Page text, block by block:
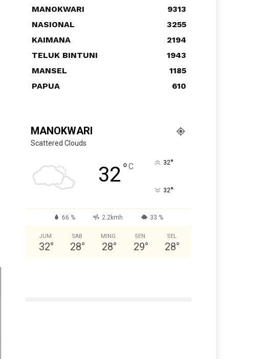
MANOKWARI
9313
NASIONAL
3255
KAIMANA
2194
TELUK BINTUNI
1943
MANSEL
1185
PAPUA
610
MANOKWARI
Scattered Clouds
32°C 32°
32°
66 % 2.2kmh 33 %
JUM
32°
SAB
28°
MING
28°
SEN
29°
SEL
28°